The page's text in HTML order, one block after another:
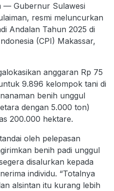
— Gubernur Sulawesi
resmi meluncurkan
Andalan Tahun 2025 di
(CPI) Makassar,
anggaran Rp 75
9.896 kelompok tani di
benih unggul
dengan 5.000 ton)
200.000 hektare.
oleh pelepasan
benih padi unggul
disalurkan kepada
individu. “Totalnya
alsintan itu kurang lebih